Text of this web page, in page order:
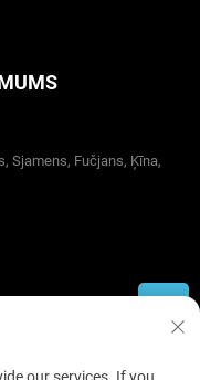
Sjamens, Fučjans, Ķīna,
Co., Ltd. Visas tiesības